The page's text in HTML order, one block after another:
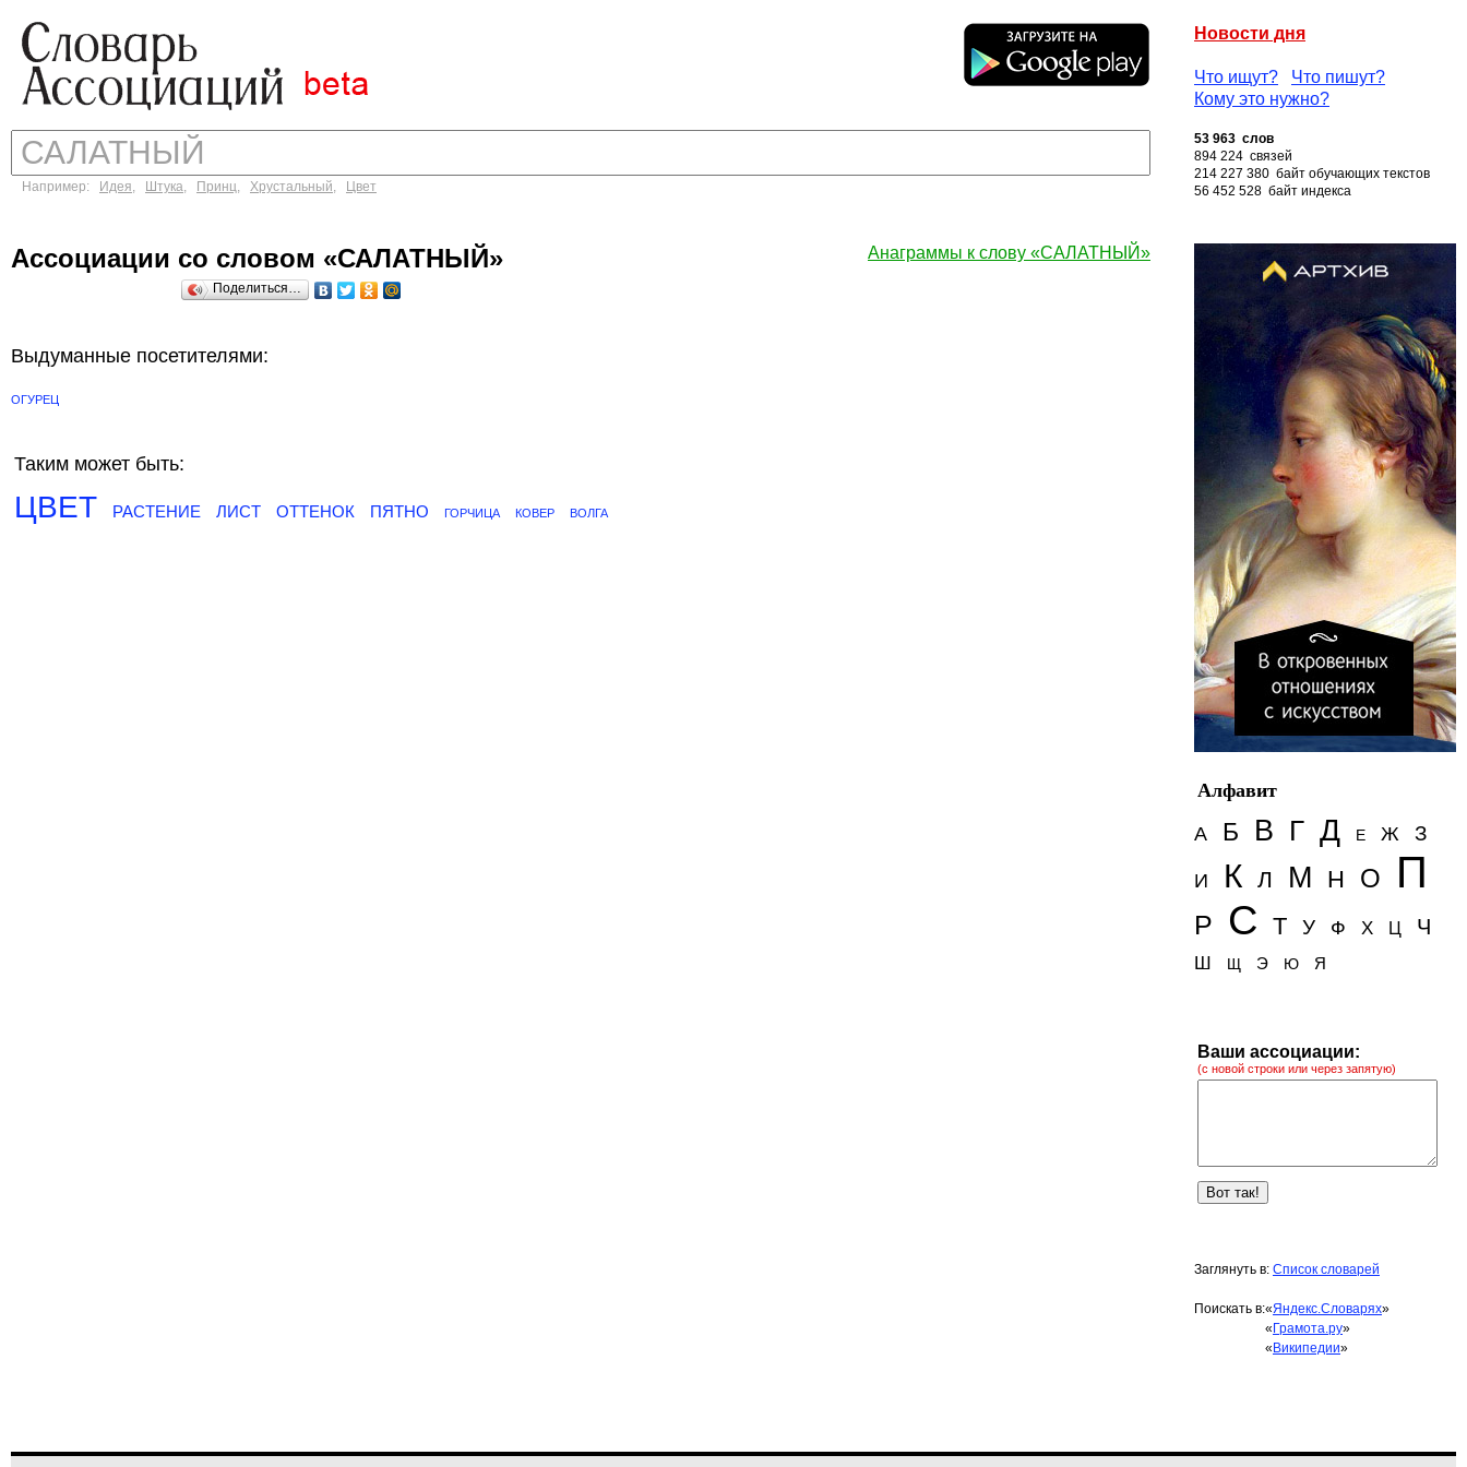
Новости дня
Что ищут?
Что пишут?
Кому это нужно?
Например: Идея, Штука, Принц, Хрустальный, Цвет
53 963 слов
894 224 связей
214 227 380 байт обучающих текстов
56 452 528 байт индекса
Анаграммы к слову «САЛАТНЫЙ»
Ассоциации со словом «САЛАТНЫЙ»
Поделиться…
Выдуманные посетителями:
ОГУРЕЦ
Таким может быть:
ЦВЕТ РАСТЕНИЕ ЛИСТ ОТТЕНОК ПЯТНО ГОРЧИЦА КОВЕР ВОЛГА
Алфавит
А
Б В Г Д Е Ж З
И К Л М Н О П
Р С Т У Ф Х Ц Ч
Ш Щ Э Ю Я
Ваши ассоциации:
(с новой строки или через запятую)
Заглянуть в: Список словарей
Поискать в:«Яндекс.Словарях»
« Грамота.ру»
« Википедии»